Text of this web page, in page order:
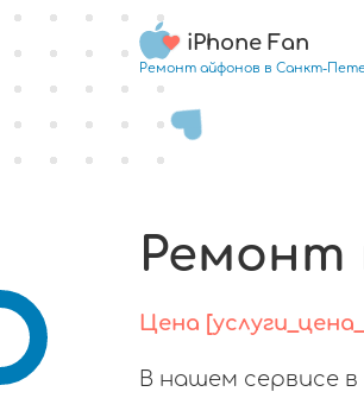
iPhone Fan
Ремонт айфонов в Санкт-
Ремонт
Цена
В нашем сервисе